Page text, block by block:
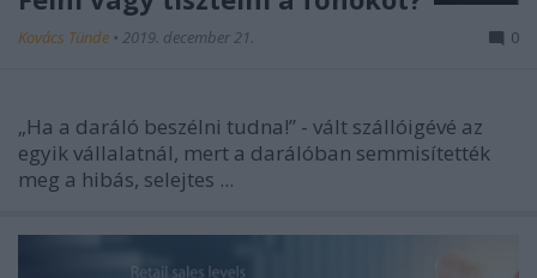
Kovács Tünde • 2019. december 21. 0
„Ha a daráló beszélni tudna!” - vált szállóigévé az
egyik vállalatnál, mert a darálóban semmisítették
meg a hibás, selejtes ...